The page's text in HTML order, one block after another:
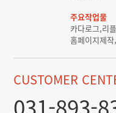
주요작업물
카다로그,리
홈페이지제
CUSTOMER